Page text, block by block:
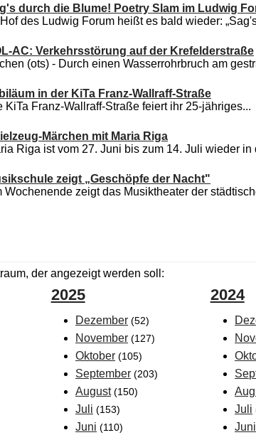
durch die Blume! Poetry Slam im Ludwig
Hof des Ludwig Forum heißt es bald wieder:
AC: Verkehrsstörung auf der Krefelderstraße
(ots) - Durch einen Wasserrohrbruch am
in der KiTa Franz-Wallraff-Straße
KiTa Franz-Wallraff-Straße feiert ihr 25-jähriges...
Märchen mit Maria Riga
Riga ist vom 27. Juni bis zum 14. Juli wieder in
zeigt „Geschöpfe der Nacht"
Wochenende zeigt das Musiktheater der
der angezeigt werden soll:
2025
Dezember (52)
November (127)
Oktober (105)
September (203)
August (150)
Juli (153)
Juni (110)
2024
Juli
Juni